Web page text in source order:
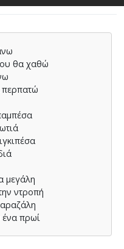
θα χαθώ
μεγάλη
ντροπή
ένα πρωί